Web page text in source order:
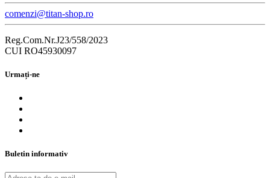
comenzi@titan-shop.ro
Reg.Com.Nr.J23/558/2023
CUI RO45930097
Urmați-ne
Buletin informativ